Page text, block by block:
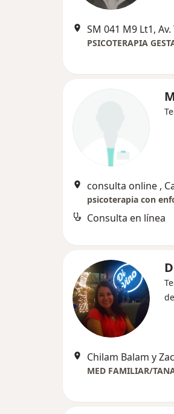
PSICOTERAPIA
consulta online ,
psicoterapia con
Consulta en línea
Chilam Balam y
MED FAMILIAR/